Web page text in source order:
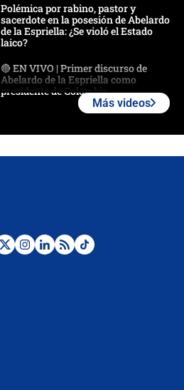
Polémica por rabino, pastor y
sacerdote en la posesión de Abelardo
de la Espriella: ¿Se violó el Estado
laico?
🔴 EN VIVO | Primer discurso de
Abelardo de la Espriella como
presidente de Colombia
Desde dermatitis hasta infecciones:
Más videos